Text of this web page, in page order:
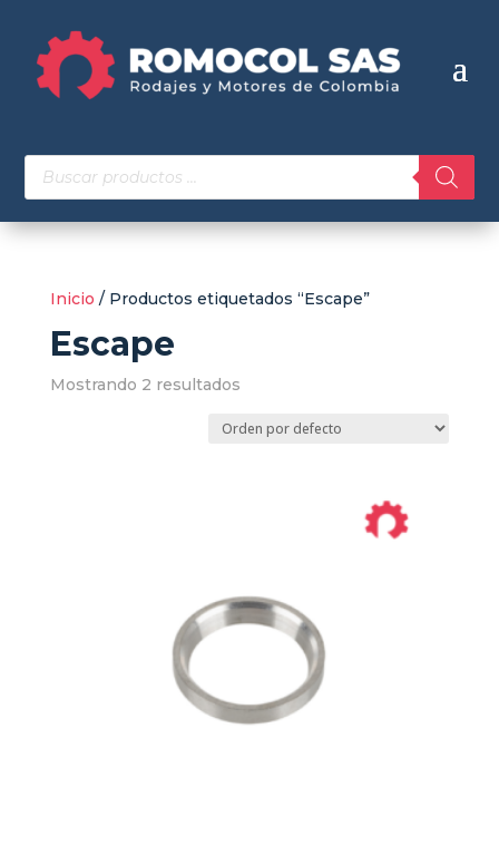
Búsqueda
de
productos
Inicio / Productos etiquetados “Escape”
Escape
Mostrando 2 resultados